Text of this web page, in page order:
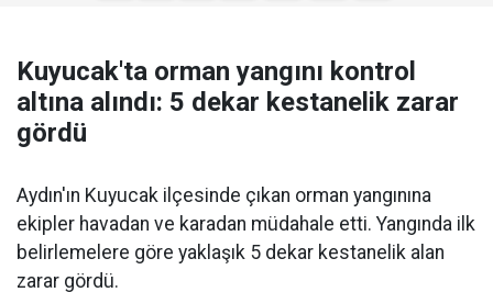
Kuyucak'ta orman yangını kontrol
altına alındı: 5 dekar kestanelik zarar
gördü
Aydın'ın Kuyucak ilçesinde çıkan orman yangınına
ekipler havadan ve karadan müdahale etti. Yangında ilk
belirlemelere göre yaklaşık 5 dekar kestanelik alan
zarar gördü.